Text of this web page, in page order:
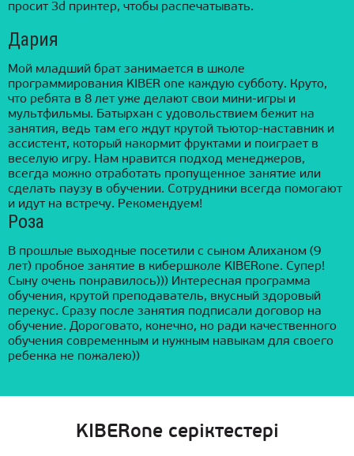
просит 3d принтер, чтобы распечатывать.
Дария
Мой младший брат занимается в школе
программирования KIBER one каждую субботу. Круто,
что ребята в 8 лет уже делают свои мини-игры и
мультфильмы. Батырхан с удовольствием бежит на
занятия, ведь там его ждут крутой тьютор-наставник и
ассистент, который накормит фруктами и поиграет в
веселую игру. Нам нравится подход менеджеров,
всегда можно отработать пропущенное занятие или
сделать паузу в обучении. Сотрудники всегда помогают
и идут на встречу. Рекомендуем!
Роза
В прошлые выходные посетили с сыном Алиханом (9
лет) пробное занятие в кибершколе KIBERone. Супер!
Сыну очень понравилось))) Интересная программа
обучения, крутой преподаватель, вкусный здоровый
перекус. Сразу после занятия подписали договор на
обучение. Дороговато, конечно, но ради качественного
обучения современным и нужным навыкам для своего
ребенка не пожалею))
KIBERone cеріктестері